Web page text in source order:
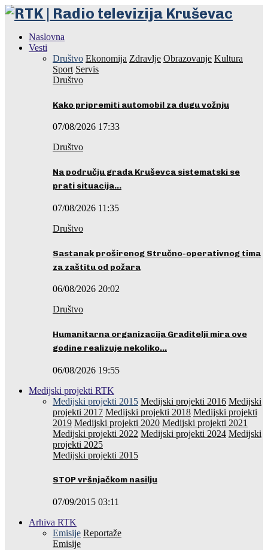
Naslovna
Vesti
Društvo Ekonomija Zdravlje Obrazovanje Kultura
Sport Servis
Društvo
Kako pripremiti automobil za dugu vožnju
07/08/2026 17:33
Društvo
Na području grada Kruševca sistematski se
prati situacija…
07/08/2026 11:35
Društvo
Sastanak proširenog Stručno-operativnog tima
za zaštitu od požara
06/08/2026 20:02
Društvo
Humanitarna organizacija Graditelji mira ove
godine realizuje nekoliko…
06/08/2026 19:55
Medijski projekti RTK
Medijski projekti 2015 Medijski projekti 2016 Medijski
projekti 2017 Medijski projekti 2018 Medijski projekti
2019 Medijski projekti 2020 Medijski projekti 2021
Medijski projekti 2022 Medijski projekti 2024 Medijski
projekti 2025
Medijski projekti 2015
STOP vršnjačkom nasilju
07/09/2015 03:11
Arhiva RTK
Emisije Reportaže
Emisije